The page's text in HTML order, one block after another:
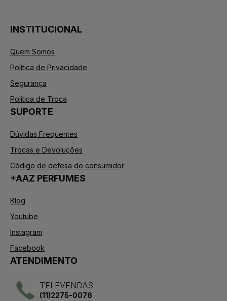
INSTITUCIONAL
Quem Somos
Política de Privacidade
Segurança
Política de Troca
SUPORTE
Dúvidas Frequentes
Trocas e Devoluções
Código de defesa do consumidor
+AAZ PERFUMES
Blog
Youtube
Instagram
Facebook
ATENDIMENTO
TELEVENDAS
(11)2275-0076